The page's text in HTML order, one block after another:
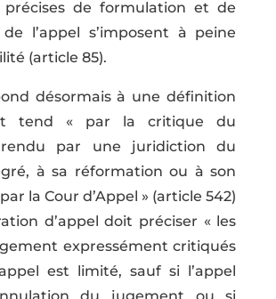
précises de formulation et de
l’appel s’imposent à peine
(article 85).
désormais à une définition
tend « par la critique du
par une juridiction du
à sa réformation ou à son
la Cour d’Appel » (article 542)
d’appel doit préciser « les
expressément critiqués
est limité, sauf si l’appel